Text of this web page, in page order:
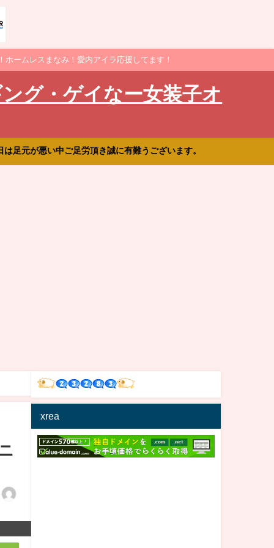
ームレスまなみ！愛内アイラ応援してます！
グ・ゲイなー女装子オ
足元が悪い中ご足労頂き誠に有難うございます。
xrea